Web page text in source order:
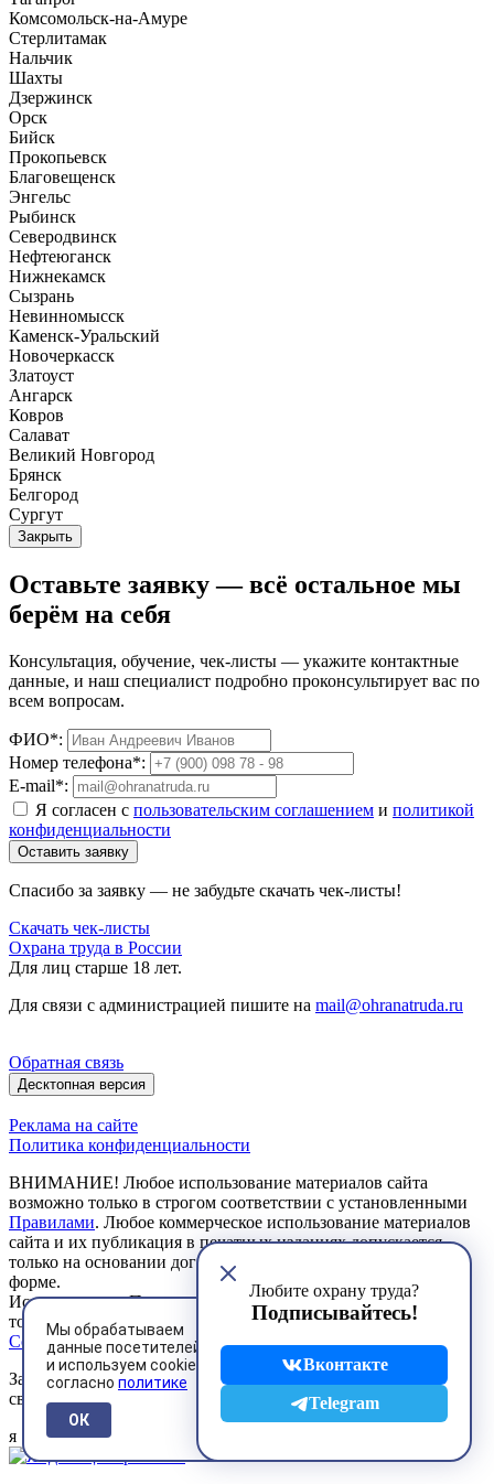
Комсомольск-на-Амуре
Стерлитамак
Нальчик
Шахты
Дзержинск
Орск
Бийск
Прокопьевск
Благовещенск
Энгельс
Рыбинск
Северодвинск
Нефтеюганск
Нижнекамск
Сызрань
Невинномысск
Каменск-Уральский
Новочеркасск
Златоуст
Ангарск
Ковров
Салават
Великий Новгород
Брянск
Белгород
Сургут
Закрыть
Оставьте заявку — всё остальное мы
берём на себя
Консультация, обучение, чек-листы — укажите контактные
данные, и наш специалист подробно проконсультирует вас по
всем вопросам.
ФИО*:
Номер телефона*:
E-mail*:
Я согласен с пользовательским соглашением и политикой
конфиденциальности
Оставить заявку
Спасибо за заявку — не забудьте скачать чек-листы!
Скачать чек-листы
Мы обрабатываем
данные посетителей
и используем cookies
согласно политике
ОК
Любите охрану труда?
Подписывайтесь!
Вконтакте
Telegram
Охрана труда в России
Для лиц старше 18 лет.
Для связи с администрацией пишите на mail@ohranatruda.ru
Обратная связь
Десктопная версия
Реклама на сайте
Политика конфиденциальности
ВНИМАНИЕ! Любое использование материалов сайта
возможно только в строгом соответствии с установленными
Правилами. Любое коммерческое использование материалов
сайта и их публикация в печатных изданиях допускается
только на основании договоров, заключенных в письменной
форме.
Использование Пользователем сервисов сайта возможно
только на условиях, предусмотренныхПользовательским
Соглашением
Зарегистрированное средство массовой информации
свидетельство ЭЛ № ФС 77 - 85134 от 27.04.2023 г.
я